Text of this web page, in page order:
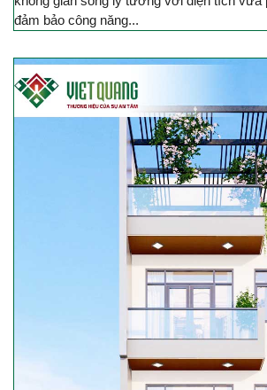
đảm bảo công năng...